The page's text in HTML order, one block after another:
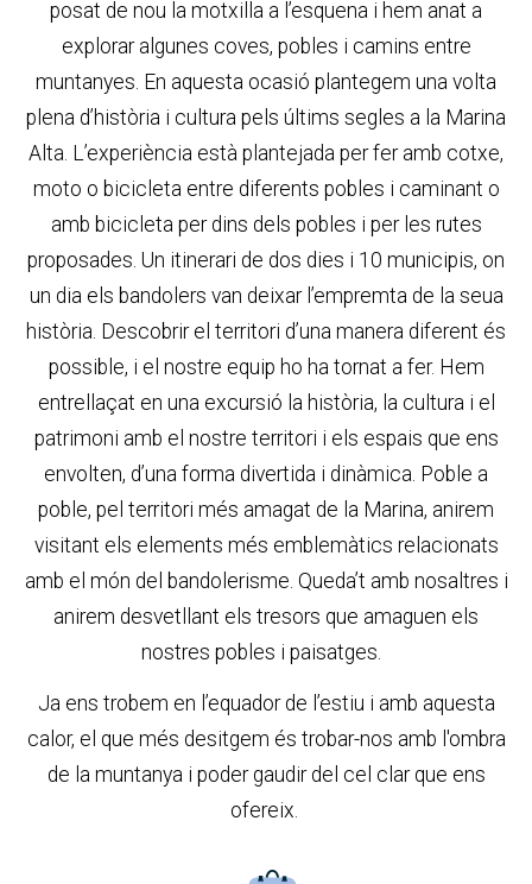
posat de nou la motxilla a l’esquena i hem anat a
explorar algunes coves, pobles i camins entre
muntanyes. En aquesta ocasió plantegem una volta
plena d’història i cultura pels últims segles a la Marina
Alta. L’experiència està plantejada per fer amb cotxe,
moto o bicicleta entre diferents pobles i caminant o
amb bicicleta per dins dels pobles i per les rutes
proposades. Un itinerari de dos dies i 10 municipis, on
un dia els bandolers van deixar l’empremta de la seua
història. Descobrir el territori d’una manera diferent és
possible, i el nostre equip ho ha tornat a fer. Hem
entrellaçat en una excursió la història, la cultura i el
patrimoni amb el nostre territori i els espais que ens
envolten, d’una forma divertida i dinàmica. Poble a
poble, pel territori més amagat de la Marina, anirem
visitant els elements més emblemàtics relacionats
amb el món del bandolerisme. Queda’t amb nosaltres i
anirem desvetllant els tresors que amaguen els
nostres pobles i paisatges.
Ja ens trobem en l’equador de l’estiu i amb aquesta
calor, el que més desitgem és trobar-nos amb l'ombra
de la muntanya i poder gaudir del cel clar que ens
ofereix.